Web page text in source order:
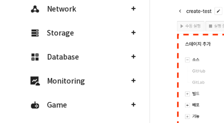
Network
Storage
Database
Monitoring
Game